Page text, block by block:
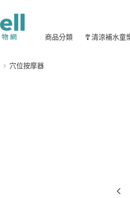
商品分類 🎐清涼補水童
穴位按摩器